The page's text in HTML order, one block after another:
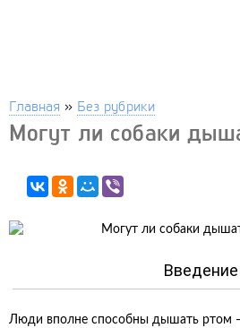
Главная » Без рубрики
Могут ли собаки
Введение
Люди вполне способны дышать ртом